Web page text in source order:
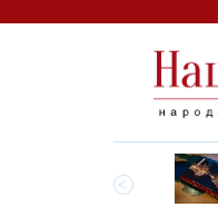
большой эстафеты